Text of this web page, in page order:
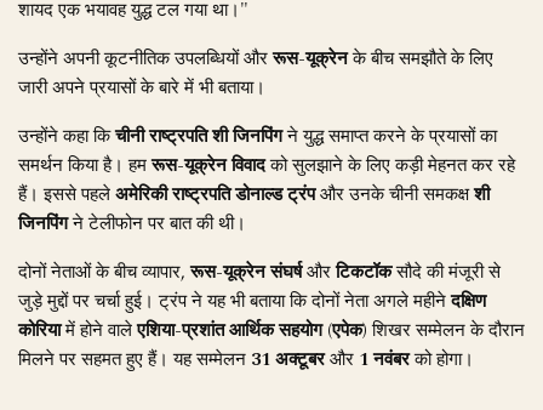
शायद एक भयावह युद्ध टल गया था।"
उन्होंने अपनी कूटनीतिक उपलब्धियों औररूस-यूक्रेनके बीच समझौते के लिए
जारी अपने प्रयासों के बारे में भी बताया।
उन्होंने कहा किचीनी राष्ट्रपतिशी जिनपिंगने युद्ध समाप्त करने के प्रयासों का
समर्थन किया है। हमरूस-यूक्रेन विवादको सुलझाने के लिए कड़ी मेहनत कर रहे
हैं। इससे पहलेअमेरिकी राष्ट्रपतिडोनाल्ड ट्रंपऔर उनके चीनी समकक्षशी
जिनपिंगने टेलीफोन पर बात की थी।
दोनों नेताओं के बीच व्यापार,रूस-यूक्रेन संघर्षऔरटिकटॉकसौदे की मंजूरी से
जुड़े मुद्दों पर चर्चा हुई। ट्रंप ने यह भी बताया कि दोनों नेता अगले महीनेदक्षिण
कोरियामें होने वालेएशिया-प्रशांत आर्थिक सहयोग (एपेक)शिखर सम्मेलन के दौरान
मिलने पर सहमत हुए हैं। यह सम्मेलन 31 अक्टूबरऔर 1 नवंबरको होगा।